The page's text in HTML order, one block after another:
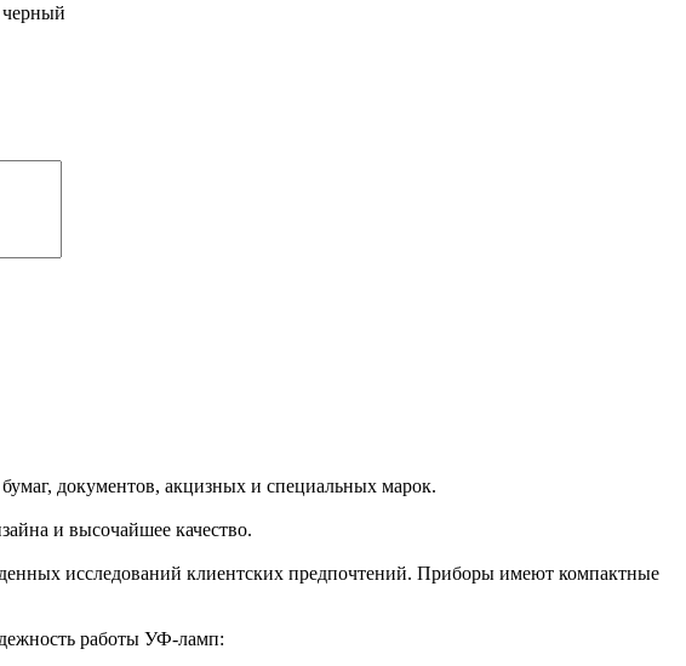
черный
документов, акцизных и специальных марок.
и высочайшее качество.
исследований клиентских предпочтений. Приборы имеют компактные
работы УФ-ламп: